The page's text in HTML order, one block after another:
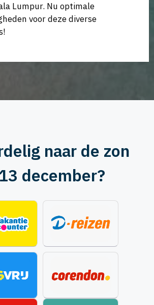
Lumpur. Nu optimale
voor deze diverse
naar de zon
december?